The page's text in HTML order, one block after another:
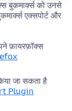
बुकमार्क्स को उनसे
एक्सपोर्ट और
फ़ायरफ़ॉक्स
जा सकता है
Plugin